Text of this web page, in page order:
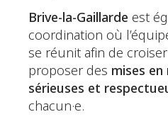
Brive-la-Gaillarde est
coordination où
se réunit afin de
proposer des mises
sérieuses et
chacun·e.